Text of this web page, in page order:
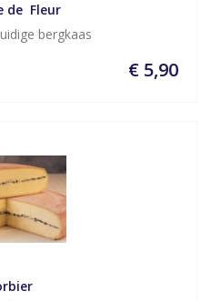
de  Fleur
bergkaas
€ 5,90